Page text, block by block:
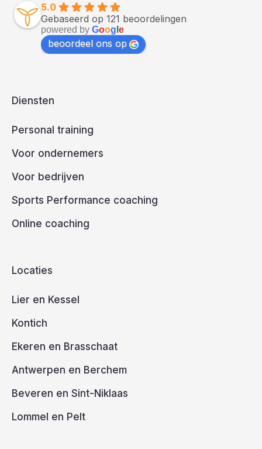
5.0
Gebaseerd op 121 beoordelingen
powered by Goog e
beoordeel ons op
Diensten
Personal training
Voor ondernemers
Voor bedrijven
Sports Performance coaching
Online coaching
Locaties
Lier en Kessel
Kontich
Ekeren en Brasschaat
Antwerpen en Berchem
Beveren en Sint-Niklaas
Lommel en Pelt